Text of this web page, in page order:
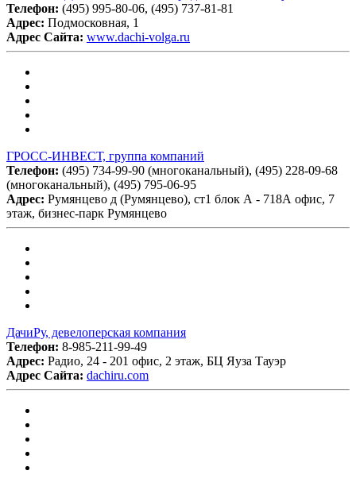
Телефон: (495) 995-80-06, (495) 737-81-81
Адрес: Подмосковная, 1
Адрес Сайта: www.dachi-volga.ru
ГРОСС-ИНВЕСТ, группа компаний
Телефон: (495) 734-99-90 (многоканальный), (495) 228-09-68
(многоканальный), (495) 795-06-95
Адрес: Румянцево д (Румянцево), ст1 блок А - 718А офис, 7
этаж, бизнес-парк Румянцево
ДачиРу, девелоперская компания
Телефон: 8-985-211-99-49
Адрес: Радио, 24 - 201 офис, 2 этаж, БЦ Яуза Тауэр
Адрес Сайта: dachiru.com